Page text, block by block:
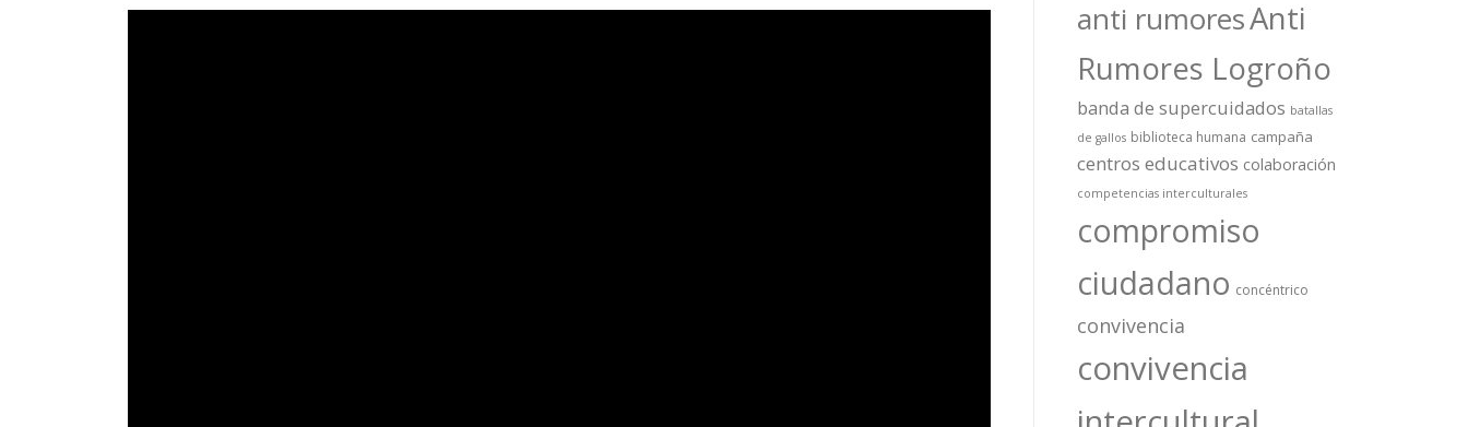
anti rumoresAnti
Rumores Logroño
banda de supercuidados batallas
de gallos biblioteca humana campaña
centros educativos colaboración
competencias interculturales
compromiso
ciudadano concéntrico
convivencia
convivencia